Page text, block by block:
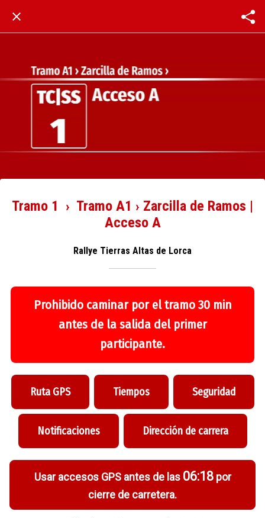
Tramo 1 › Tramo A1 › Zarcilla de Ramos |
Acceso A
Rallye Tierras Altas de Lorca
Prohibido caminar por el tramo 30 min
antes de la salida del primer
participante.
Ruta GPS Tiempos Seguridad
Notificaciones Dirección de carrera
Usar accesos GPS antes de las 06:18por
cierre de carretera.